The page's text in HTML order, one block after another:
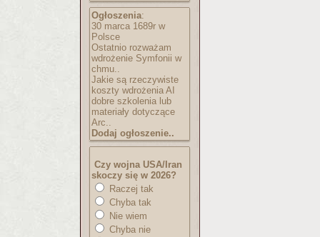
Ogłoszenia:
30 marca 1689r w
Polsce
Ostatnio rozważam
wdrożenie Symfonii w
chmu..
Jakie są rzeczywiste
koszty wdrożenia AI
dobre szkolenia lub
materiały dotyczące
Arc..
Dodaj ogłoszenie..
Czy wojna USA/Iran
skoczy się w 2026?
Raczej tak
Chyba tak
Nie wiem
Chyba nie